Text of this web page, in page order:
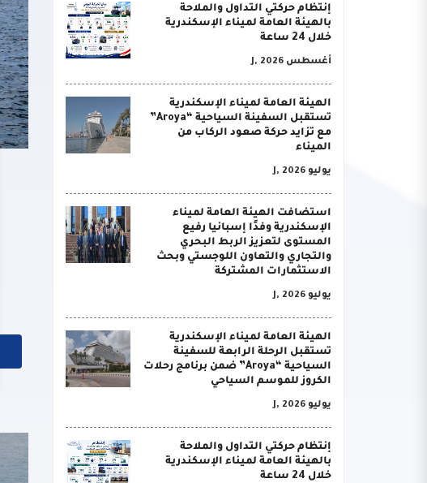
إنتظام حركتي التداول والملاحة
بالهيئة العامة لميناء الإسكندرية
خلال 24 ساعة
أغسطس J, 2026
الهيئة العامة لميناء الإسكندرية
تستقبل السفينة السياحية “Aroya”
مع تزايد حركة صعود الركاب من
الميناء
يوليو J, 2026
استضافت الهيئة العامة لميناء
الإسكندرية وفدًا إسبانيا رفيع
المستوى لتعزيز الربط البحري
والتجاري والتعاون اللوجستي وبحث
الاستثمارات المشتركة
يوليو J, 2026
الهيئة العامة لميناء الإسكندرية
تستقبل الرحلة الرابعة للسفينة
السياحية “Aroya” ضمن برنامج رحلات
الكروز للموسم السياحي
يوليو J, 2026
إنتظام حركتي التداول والملاحة
بالهيئة العامة لميناء الإسكندرية
خلال 24 ساعة